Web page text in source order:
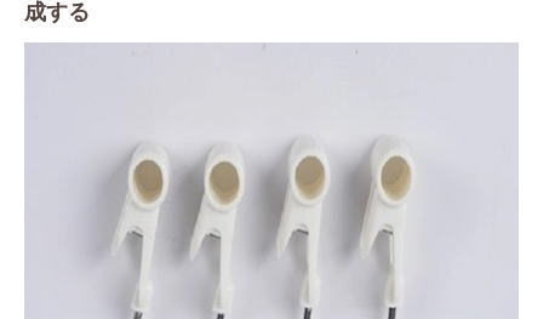
成する